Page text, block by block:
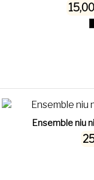
Ensemble niu